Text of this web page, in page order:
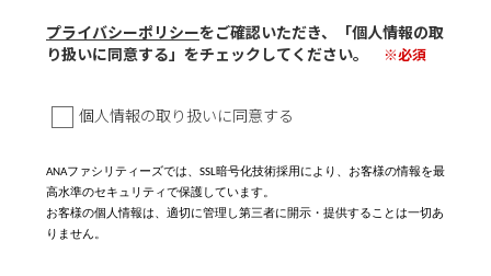
プライバシーポリシーをご確認いただき、「個人情報の取
り扱いに同意する」をチェックしてください。
※必須
個人情報の取り扱いに同意する
ANAファシリティーズでは、 SSL暗号化技術採用により、お客様の情報を最
高水準のセキュリティで保護しています。
お客様の個人情報は、適切に管理し第三者に開示・提供することは一切あ
りません。